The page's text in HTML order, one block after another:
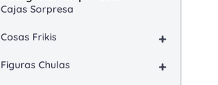
Cajas Sorpresa
+
Cosas Frikis
+
Figuras Chulas